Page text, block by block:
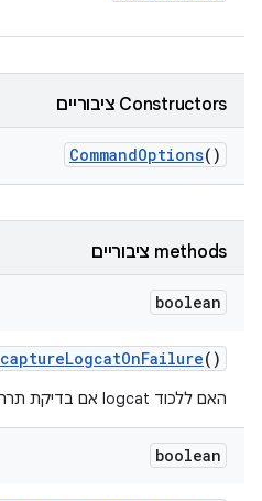
‫Constructors ציבוריים
CommandOptions()
‫methods ציבוריים
boolean
captureLogcatOnFailure()
האם ללכוד logcat אם בדיקת תרחיש השימוש נכשלת
boolean